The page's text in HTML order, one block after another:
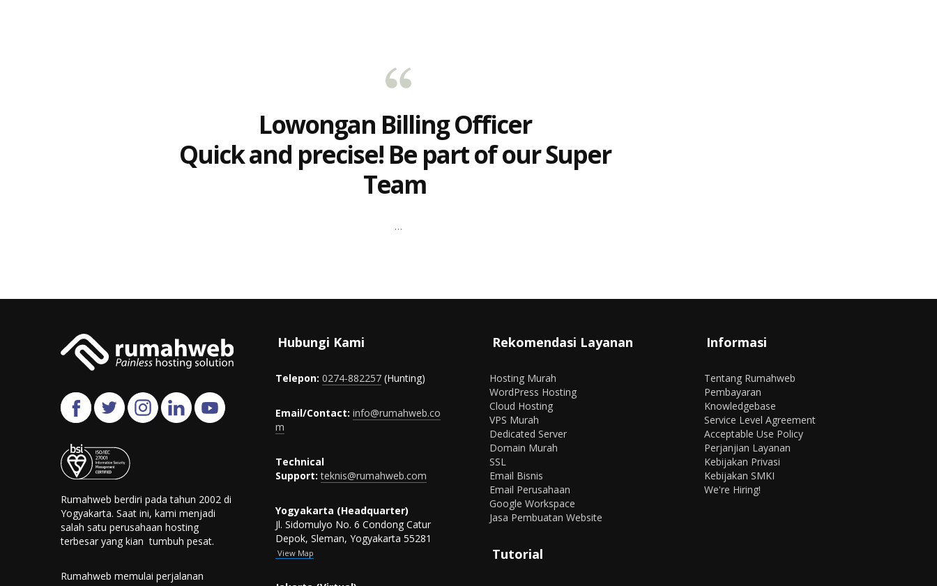
Lowongan Billing Officer
Quick and precise! Be part of our Super
Team
…
Rumahweb berdiri pada tahun 2002 di
Yogyakarta. Saat ini, kami menjadi
salah satu perusahaan hosting
terbesar yang kian tumbuh pesat.
Rumahweb memulai perjalanan
Hubungi Kami
Telepon: 0274-882257(Hunting)
Email/Contact: info@rumahweb.co
m
Technical
Support: teknis@rumahweb.com
Yogyakarta (Headquarter)
Jl. Sidomulyo No. 6 Condong Catur
Depok, Sleman, Yogyakarta 55281
View Map
Rekomendasi Layanan
Hosting Murah
WordPress Hosting
Cloud Hosting
VPS Murah
Dedicated Server
Domain Murah
SSL
Email Bisnis
Email Perusahaan
Google Workspace
Jasa Pembuatan Website
Tutorial
Informasi
Tentang Rumahweb
Pembayaran
Knowledgebase
Service Level Agreement
Acceptable Use Policy
Perjanjian Layanan
Kebijakan Privasi
Kebijakan SMKI
We're Hiring!